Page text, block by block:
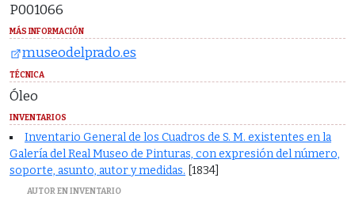
P001066
MÁS INFORMACIÓN
museodelprado.es
TÉCNICA
Óleo
INVENTARIOS
Inventario General de los Cuadros de S. M. existentes en la
Galería del Real Museo de Pinturas, con expresión del número,
soporte, asunto, autor y medidas. [1834]
AUTOR EN INVENTARIO